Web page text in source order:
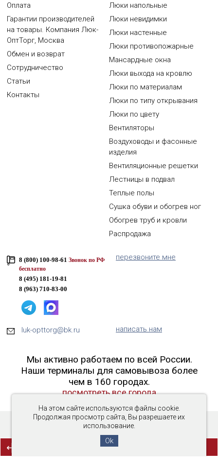
На этом сайте используются файлы cookie.
Продолжая просмотр сайта, Вы разрешаете их
использование.
Ok
СРАВНЕНИЕ
Оплата
Гарантии производителей
на товары. Компания Люк-
ОптТорг, Москва
Обмен и возврат
Сотрудничество
Статьи
Контакты
Люки напольные
Люки невидимки
Люки настенные
Люки противопожарные
Мансардные окна
Люки выхода на кровлю
Люки по материалам
Люки по типу открывания
Люки по цвету
Вентиляторы
Воздуховоды и фасонные
изделия
Вентиляционные решетки
Лестницы в подвал
Теплые полы
Сушка обуви и обогрев ног
Обогрев труб и кровли
Распродажа
8 (800) 100-98-61 Звонок по РФ
бесплатно
8 (495) 181-19-81
8 (963) 710-83-00
перезвоните мне
luk-opttorg@bk.ru написать нам
Мы активно работаем по всей России.
Наши терминалы для самовывоза более
чем в 160 городах.
посмотреть все города
Copyright © 2016-2026 «Люк-ОптТорг»